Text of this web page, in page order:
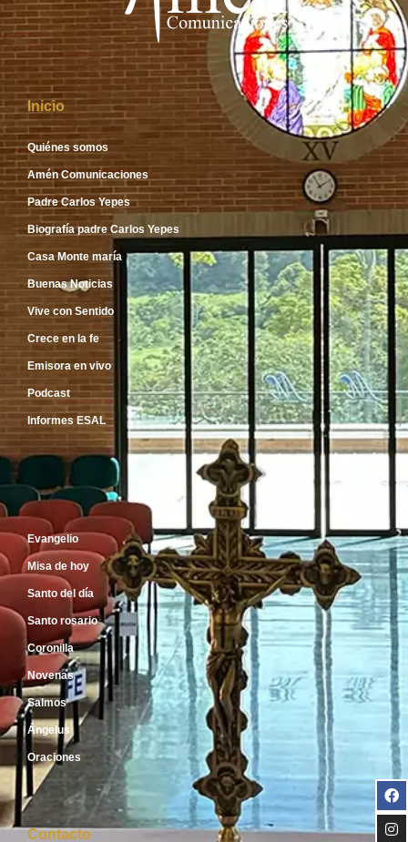
Inicio
Quiénes somos
Amén Comunicaciones
Padre Carlos Yepes
Biografía padre Carlos Yepes
Casa Monte maría
Buenas Noticias
Vive con Sentido
Crece en la fe
Emisora en vivo
Podcast
Informes ESAL
Inicio
Evangelio
Misa de hoy
Santo del día
Santo rosario
Coronilla
Novenas
Salmos
Ángelus
Oraciones
Contacto